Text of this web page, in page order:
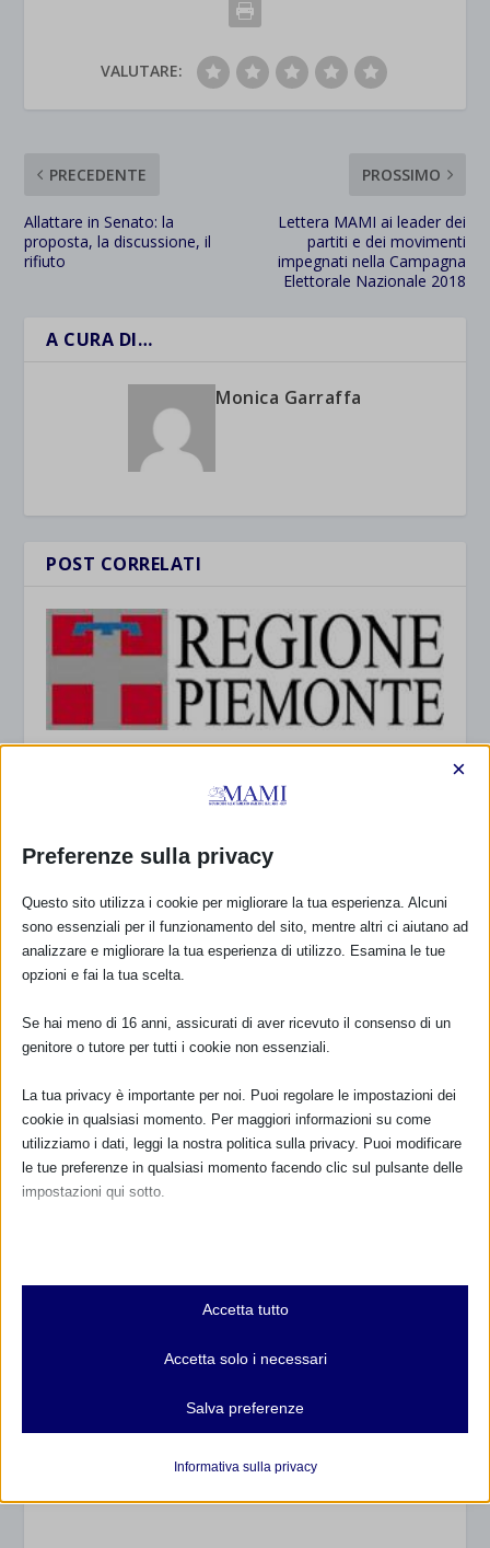
VALUTARE:
PRECEDENTE
Allattare in Senato: la
proposta, la discussione, il
rifiuto
PROSSIMO
Lettera MAMI ai leader dei
partiti e dei movimenti
impegnati nella Campagna
Elettorale Nazionale 2018
A CURA DI…
Monica Garraffa
POST CORRELATI
consultori e punti nascita del Piemonte
Manfredonia (FG)
Preferenze sulla privacy
×
Questo sito utilizza i cookie per migliorare la tua esperienza. Alcuni
sono essenziali per il funzionamento del sito, mentre altri ci aiutano ad
analizzare e migliorare la tua esperienza di utilizzo. Esamina le tue
opzioni e fai la tua scelta.
Se hai meno di 16 anni, assicurati di aver ricevuto il consenso di un
genitore o tutore per tutti i cookie non essenziali.
La tua privacy è importante per noi. Puoi regolare le impostazioni dei
cookie in qualsiasi momento. Per maggiori informazioni su come
utilizziamo i dati, leggi la nostra politica sulla privacy. Puoi modificare
le tue preferenze in qualsiasi momento facendo clic sul pulsante delle
impostazioni qui sotto.
Essenziali
I cookie e i servizi essenziali abilitano le funzioni di base e sono
e servizi non richiedono il consenso dell'utente secondo il GDPR.
Analitici
interagiscono con il nostro sito web.
Accetta tutto
Accetta solo i necessari
Salva preferenze
Informativa sulla privacy